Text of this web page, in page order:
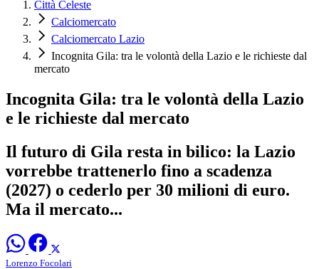
Città Celeste
Calciomercato
Calciomercato Lazio
Incognita Gila: tra le volontà della Lazio e le richieste dal
mercato
Incognita Gila: tra le volontà della Lazio
e le richieste dal mercato
Il futuro di Gila resta in bilico: la Lazio
vorrebbe trattenerlo fino a scadenza
(2027) o cederlo per 30 milioni di euro.
Ma il mercato...
Lorenzo Focolari